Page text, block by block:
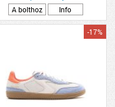
A bolthoz
Info
-17%